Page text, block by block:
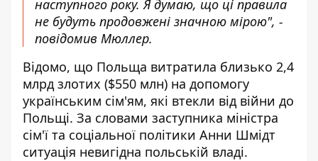
наступного року. Я думаю, що ці правила
не будуть продовжені значною мірою", -
повідомив Мюллер.
Відомо, що Польща витратила близько 2,4
млрд злотих ($550 млн) на допомогу
українським сім'ям, які втекли від війни до
Польщі. За словами заступника міністра
сім'ї та соціальної політики Анни Шмідт
ситуація невигідна польській владі.